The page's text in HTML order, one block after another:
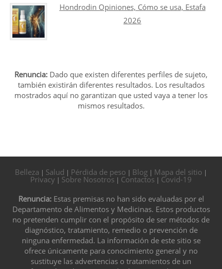
Hondrodin Opiniones, Cómo se usa, Estafa
2026
Renuncia: Dado que existen diferentes perfiles de sujeto,
también existirán diferentes resultados. Los resultados
mostrados aquí no garantizan que usted vaya a tener los
mismos resultados.
Belleza | Salud | Pérdida de peso | Blog | Mapa del sitio |
Privacy | Sobre Nosotros | Contactos | Covid-19
Renuncia:Estas premisas no han sido evaluadas por el
Departamento de Alimentos y Medicinas. Estos productos
no pretenden cumplir con el propósito de ser métodos de
diagnóstico, tratamiento, remedio o prevención de
ninguna enfermedad. La información de este sitio se
ofrece únicamente para conocimiento general y no
sustituye las advertencias o tratamientos de un